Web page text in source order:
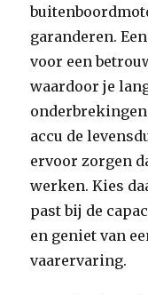
garanderen.
voor een
waardoor je
accu de
ervoor zorgen
werken. Kies
past bij de
en geniet van
vaarervaring.